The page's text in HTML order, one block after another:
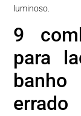
luminoso.
9
para
errado